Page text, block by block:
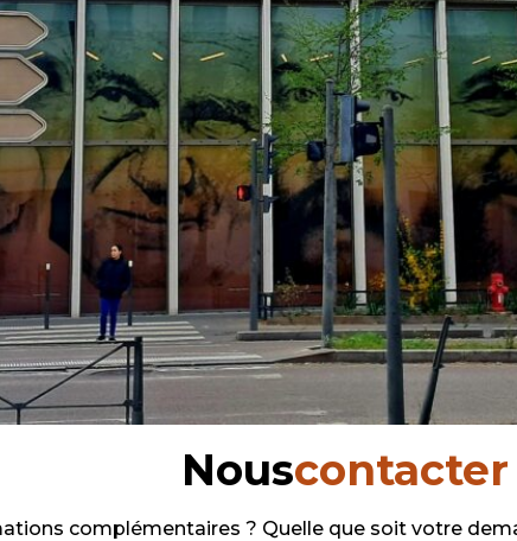
Nouscontacter
complémentaires ? Quelle que soit votre